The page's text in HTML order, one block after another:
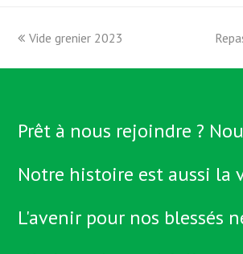
previous
Vide grenier 2023
next
Prêt à nous rejoindre ?
Notre histoire est aussi la
L'avenir pour nos blessés